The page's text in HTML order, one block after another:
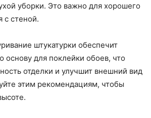
уборки. Это важно для хорошего
с стеной.
штукатурки обеспечит
основу для поклейки обоев, что
отделки и улучшит внешний вид
этим рекомендациям, чтобы